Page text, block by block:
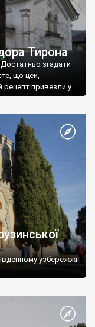
Тирона
згадати
що цей,
рецепт привезли у
узбережжі